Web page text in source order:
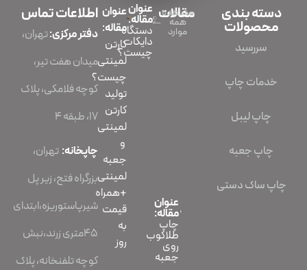
دسته بندی
محصولات
سررسید
خدمات چاپ
چاپ لیبل
چاپ جعبه
چاپ ساک دستی
مقالات
مشاهده
همه
موارد
عنوان
مقاله:
چاپ
طلاکوب
روی
جعبه
عنوان
مقاله:
دستگاه
دایکات
چیست؟
عنوان
مقاله:
کارتن
لمینتی
چیست؟
تولید
کارتن
لمینتی
و
جعبه
لمینتی
+همراه
قیمت
به
روز
اطلاعات تماس
دفتر مرکزی:تهران،
میدان هفت تیر،
کوچه فلامکی، پلاک
۱۷، طبقه ۴
چاپخانه: تهران،
بزرگراه فتح، زیر پل
شیرپاستوریزه،ابتدای
45متری زرند،نبش
کوچه تلفنخانه، پلاک